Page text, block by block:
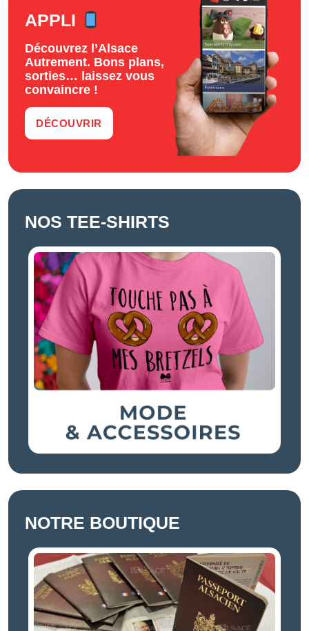
APPLI
Découvrez l’Alsace
Autrement. Bons plans,
sorties… laissez vous
convaincre !
DÉCOUVRIR
NOS TEE-SHIRTS
NOTRE BOUTIQUE